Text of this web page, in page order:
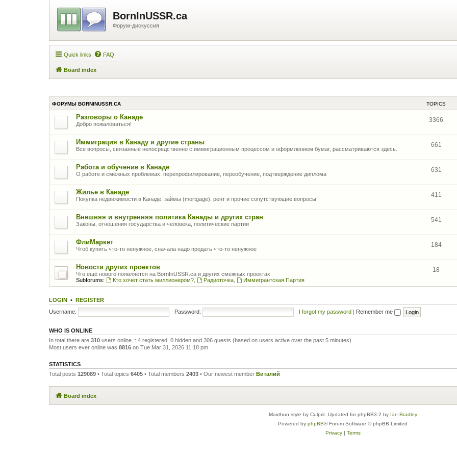
BornInUSSR.ca
Форум-дискуссия
Quick links FAQ
Board index
ФОРУМЫ BORNINUSSR.CA TOPICS
Разговоры о Канаде
Добро пожаловаться!
3366
Иммиграция в Канаду и другие страны
Все вопросы, связанные непосредственно с иммиграционным процессом и оформлением бумаг, рассматриваются здесь.
661
Работа и обучение в Канаде
О работе и смежных проблемах: перепрофилирование, переобучение, подтверждение диплома
631
Жилье в Канаде
Покупка недвижимости в Канаде, займы (mortgage), рент и прочие сопутствующие вопросы
411
Внешняя и внутренняя политика Канады и других стран
Законы, отношения государства и человека, политические партии
541
ФлиМаркет
Чтоб купить что-то ненужное, сначала надо продать что-то ненужное
184
Новости других проектов
Что ещё нового появляется на BornInUSSR.ca и других смежных проектах
Subforums:
Кто хочет стать миллионером?, Радиоточка, Иммигрантская Партия
18
LOGIN • REGISTER
Username:
Password: I forgot my password | Remember me
WHO IS ONLINE
In total there are 310 users online :: 4 registered, 0 hidden and 306 guests (based on users active over the past 5 minutes)
Most users ever online was 8816 on Tue Mar 31, 2026 11:18 pm
STATISTICS
Total posts 129089 • Total topics 6405 • Total members 2403 • Our newest member Виталий
Board index
Maxthon style by Culprit. Updated for phpBB3.2 by Ian Bradley
Powered by phpBB® Forum Software © phpBB Limited
Privacy| Terms